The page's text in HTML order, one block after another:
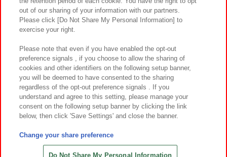
プライバシーポリシー ウェブアクセシビリティ方針と検証結果
お取引先さまとともに
カスタマーハラスメント対応方針 よくあるご質問・お問い合わせ
©Bandai Namco Amusement Inc.
©Bandai Namco Amusement Lab Inc.
©HANAYASHIKI Co., Ltd. All Rights Reserved.
out of our sharing of your information with our partners.
Please click [Do Not Share My Personal Information] to
exercise your right.
Please note that even if you have enabled the opt-out
preference signals , if you choose to allow the sharing of
cookies and other identifiers on the following setup banner,
you will be deemed to have consented to the sharing
regardless of the opt-out preference signals . If you
understand and agree to this setting, please manage your
consent on the following setup banner by clicking the link
below, then click 'Save Settings' and close the banner.
Change your share preference
Do Not Share My Personal Information